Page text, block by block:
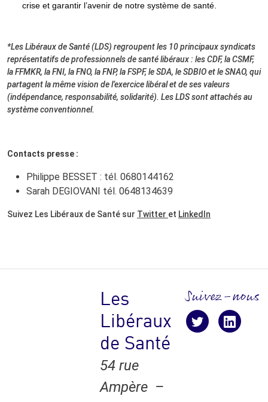
crise et garantir l’avenir de notre système de santé.
*Les Libéraux de Santé (LDS) regroupent les 10 principaux syndicats
représentatifs de professionnels de santé libéraux : les CDF, la CSMF,
la FFMKR, la FNI, la FNO, la FNP, la FSPF, le SDA, le SDBIO et le SNAO, qui
partagent la même vision de l’exercice libéral et de ses valeurs
(indépendance, responsabilité, solidarité). Les LDS sont attachés au
système conventionnel.
Contacts presse :
Philippe BESSET : tél. 0680144162
Sarah DEGIOVANI tél. 0648134639
Suivez Les Libéraux de Santé sur Twitter et LinkedIn
Les
Libéraux
de Santé
54 rue
Ampère –
Suivez-nous
Suivez-nous !
suivez-